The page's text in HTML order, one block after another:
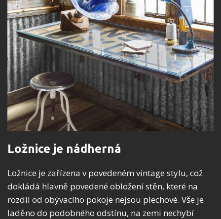
Ložnice je nádherná
Ložnice je zařízena v povedeném vintage stylu, což
dokládá hlavně povedené obložení stěn, které na
rozdíl od obývacího pokoje nejsou plechové. Vše je
laděno do podobného odstínu, na zemi nechybí